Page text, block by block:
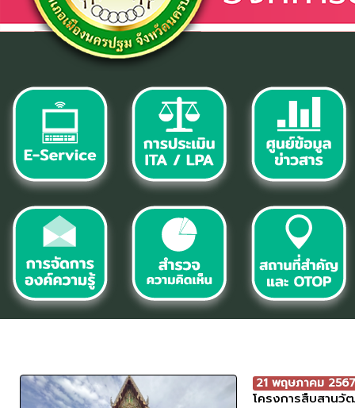
21 พฤษภาคม
โครงการสืบสานวั